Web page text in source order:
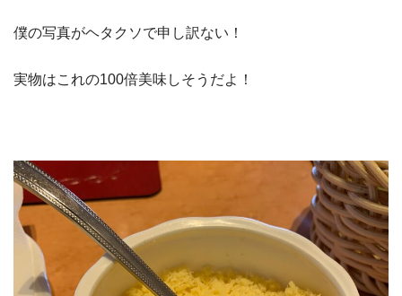
僕の写真がヘタクソで申し訳ない！
実物はこれの100倍美味しそうだよ！